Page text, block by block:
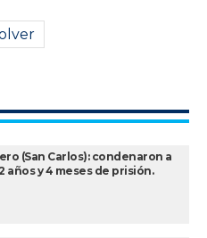
(San Carlos): condenaron a
años y 4 meses de prisión.